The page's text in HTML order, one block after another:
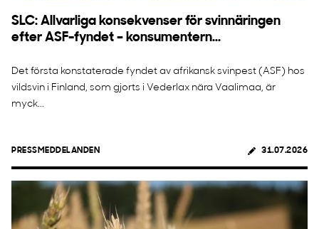
SLC: Allvarliga konsekvenser för svinnäringen
efter ASF-fyndet – konsumentern...
Det första konstaterade fyndet av afrikansk svinpest (ASF) hos
vildsvin i Finland, som gjorts i Vederlax nära Vaalimaa, är
myck...
PRESSMEDDELANDEN 31.07.2026